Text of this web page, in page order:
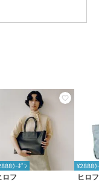
お読みください。
える場合がありま
境により、若干製品と
ｸｰﾎﾟﾝ
ロフ
¥2888ｸ
ヒロフ